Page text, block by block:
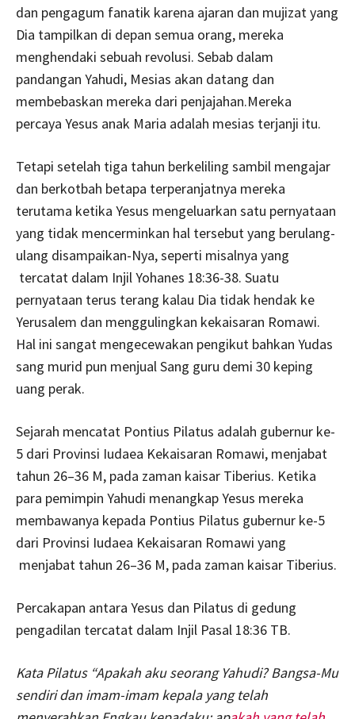
dan pengagum fanatik karena ajaran dan mujizat yang
Dia tampilkan di depan semua orang, mereka
menghendaki sebuah revolusi. Sebab dalam
pandangan Yahudi, Mesias akan datang dan
membebaskan mereka dari penjajahan.Mereka
percaya Yesus anak Maria adalah mesias terjanji itu.
Tetapi setelah tiga tahun berkeliling sambil mengajar
dan berkotbah betapa terperanjatnya mereka
terutama ketika Yesus mengeluarkan satu pernyataan
yang tidak mencerminkan hal tersebut yang berulang-
ulang disampaikan-Nya, seperti misalnya yang
tercatat dalam Injil Yohanes 18:36-38. Suatu
pernyataan terus terang kalau Dia tidak hendak ke
Yerusalem dan menggulingkan kekaisaran Romawi.
Hal ini sangat mengecewakan pengikut bahkan Yudas
sang murid pun menjual Sang guru demi 30 keping
uang perak.
Sejarah mencatat Pontius Pilatus adalah gubernur ke-
5 dari Provinsi Iudaea Kekaisaran Romawi, menjabat
tahun 26–36 M, pada zaman kaisar Tiberius. Ketika
para pemimpin Yahudi menangkap Yesus mereka
membawanya kepada Pontius Pilatus gubernur ke-5
dari Provinsi Iudaea Kekaisaran Romawi yang
menjabat tahun 26–36 M, pada zaman kaisar Tiberius.
Percakapan antara Yesus dan Pilatus di gedung
pengadilan tercatat dalam Injil Pasal 18:36 TB.
Kata Pilatus “Apakah aku seorang Yahudi? Bangsa-Mu
sendiri dan imam-imam kepala yang telah